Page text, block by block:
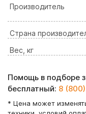
Производитель
Страна
Вес, кг
Помощь в подборе
бесплатный: 8
* Цена может